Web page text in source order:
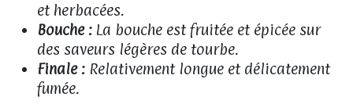
et herbacées.
Bouche : La bouche est fruitée et épicée sur
des saveurs légères de tourbe.
Finale : Relativement longue et délicatement
fumée.